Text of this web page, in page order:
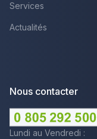
Services
Actualités
Nous contacter
Lundi au Vendredi :